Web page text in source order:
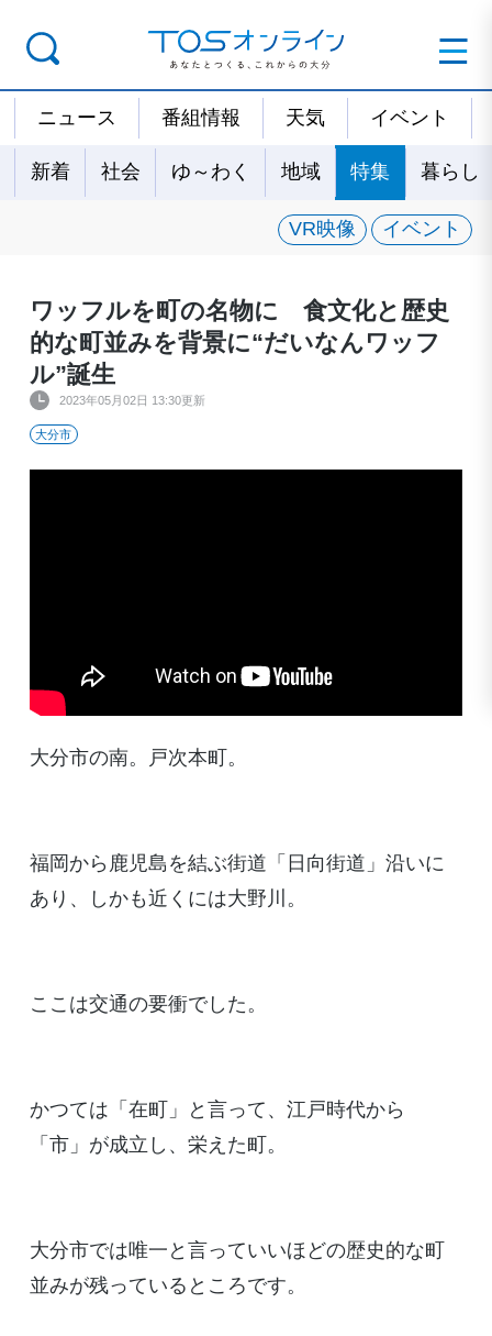
ニュース 番組情報 天気 イベント
新着 社会 ゆ～わく 地域 特集 暮らし
VR映像 イベント
ワッフルを町の名物に 食文化と歴史
的な町並みを背景に“だいなんワッフ
ル”誕生
2023年05月02日 13:30更新
大分市
大分市の南。戸次本町。
福岡から鹿児島を結ぶ街道「日向街道」沿いに
あり、しかも近くには大野川。
ここは交通の要衝でした。
かつては「在町」と言って、江戸時代から
「市」が成立し、栄えた町。
大分市では唯一と言っていいほどの歴史的な町
並みが残っているところです。